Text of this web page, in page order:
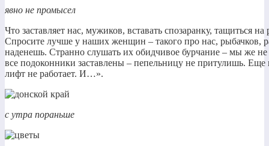
явно не промысел
Что заставляет нас, мужиков, вставать спозаранку, тащиться
Спросите лучше у наших женщин – такого про нас, рыбачков,
наденешь. Странно слушать их обидчивое бурчание – мы же
все подоконники заставлены – пепельницу не притулишь. Еще
лифт не работает. И…».
с утра пораньше